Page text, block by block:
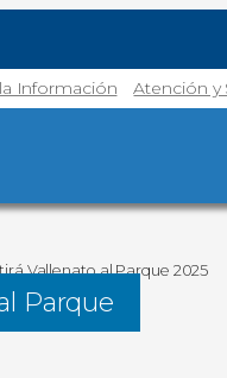
Información Atención y
Vallenato al Parque 2025
Parque